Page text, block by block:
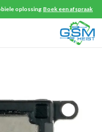
oplossing Boek een afspraak